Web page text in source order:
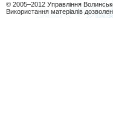
© 2005–2012 Управління
Використання матеріалів